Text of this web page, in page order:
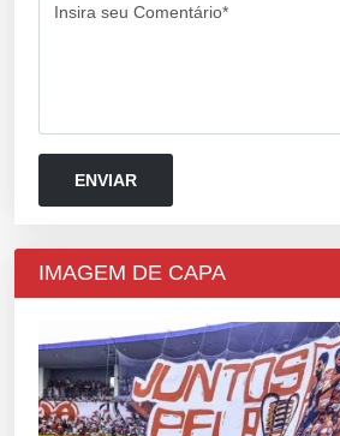
Insira seu Comentário*
IMAGEM DE CAPA